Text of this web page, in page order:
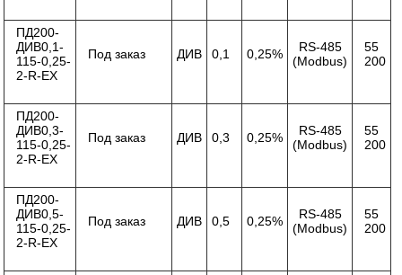
ПД200-
ДИВ0,1-
115-0,25-
2-R-ЕХ
Под заказ ДИВ 0,1 0,25%
RS-485
(Modbus)
55
200
ПД200-
ДИВ0,3-
115-0,25-
2-R-ЕХ
Под заказ ДИВ 0,3 0,25%
RS-485
(Modbus)
55
200
ПД200-
ДИВ0,5-
115-0,25-
2-R-ЕХ
Под заказ ДИВ 0,5 0,25%
RS-485
(Modbus)
55
200